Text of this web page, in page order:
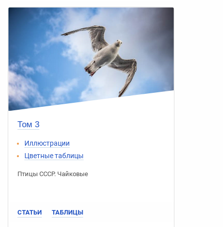
Том 3
Иллюстрации
Цветные таблицы
Птицы СССР. Чайковые
СТАТЬИ ТАБЛИЦЫ